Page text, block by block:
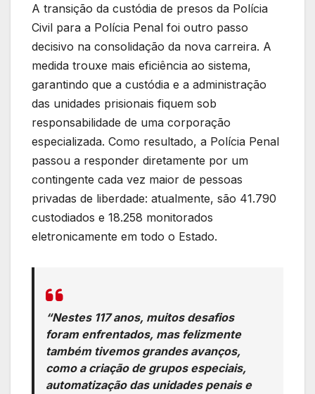
A transição da custódia de presos da Polícia
Civil para a Polícia Penal foi outro passo
decisivo na consolidação da nova carreira. A
medida trouxe mais eficiência ao sistema,
garantindo que a custódia e a administração
das unidades prisionais fiquem sob
responsabilidade de uma corporação
especializada. Como resultado, a Polícia Penal
passou a responder diretamente por um
contingente cada vez maior de pessoas
privadas de liberdade: atualmente, são 41.790
custodiados e 18.258 monitorados
eletronicamente em todo o Estado.
“Nestes 117 anos, muitos desafios
foram enfrentados, mas felizmente
também tivemos grandes avanços,
como a criação de grupos especiais,
automatização das unidades penais e